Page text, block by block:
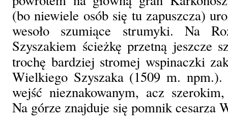
(bo niewiele osób się tu zapuszcza)
wesoło szumiące strumyki. Na
Szyszakiem ścieżkę przetną jeszcze
trochę bardziej stromej wspinaczki
Wielkiego Szyszaka (1509 m.
wejść nieznakowanym, acz
Na górze znajduje się pomnik cesarza